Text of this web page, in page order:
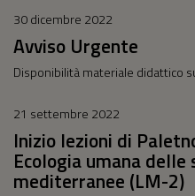
30 dicembre 2022
Avviso Urgente
Disponibilità materiale didattico
21 settembre 2022
Inizio lezioni di
Ecologia umana
mediterranee (LM-2)